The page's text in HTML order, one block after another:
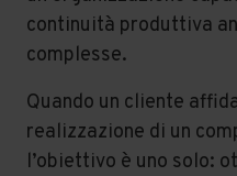
continuità produttiva
complesse.
Quando un cliente
realizzazione di un
l’obiettivo è uno solo: